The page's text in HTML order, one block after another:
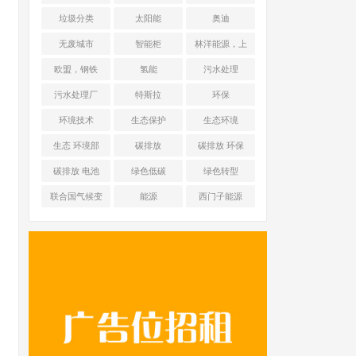
能源 光伏+储能
垃圾分类 太阳能 奥迪
无废城市 智能柜 林洋能源，上
海舜华新能源
欧盟，钢铁 氢能 污水处理
污水处理厂 特斯拉 环保
环境技术 生态保护 生态环境
生态 环境部 碳排放 碳排放 环保
碳排放 电池 绿色低碳 绿色转型
联合国气候变 能源 西门子能源